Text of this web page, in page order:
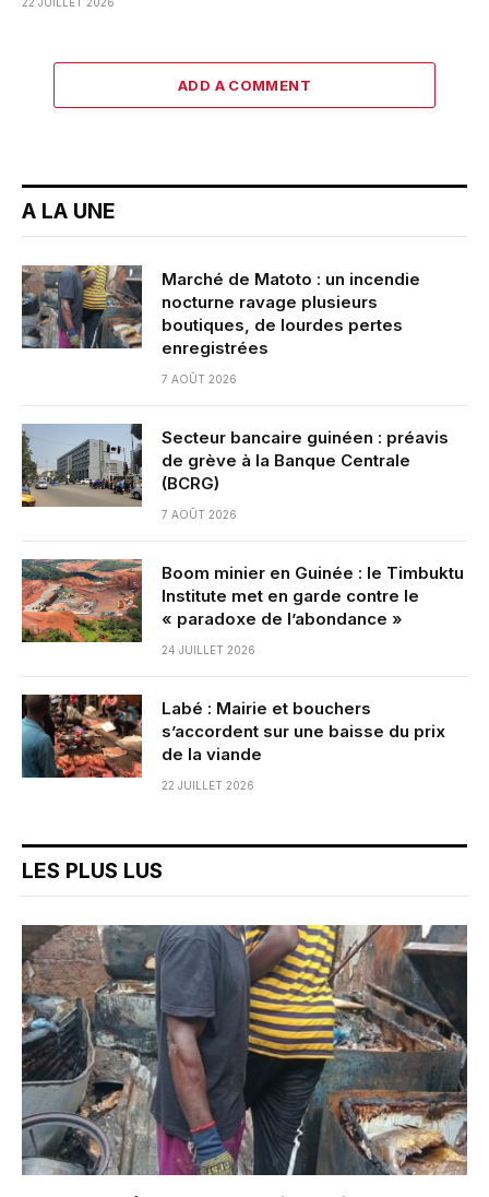
ADD A COMMENT
A LA UNE
Marché de Matoto : un incendie
nocturne ravage plusieurs
boutiques, de lourdes pertes
enregistrées
7 AOÛT 2026
Secteur bancaire guinéen : préavis
de grève à la Banque Centrale
(BCRG)
7 AOÛT 2026
Boom minier en Guinée : le Timbuktu
Institute met en garde contre le
« paradoxe de l’abondance »
24 JUILLET 2026
Labé : Mairie et bouchers
s’accordent sur une baisse du prix
de la viande
22 JUILLET 2026
LES PLUS LUS